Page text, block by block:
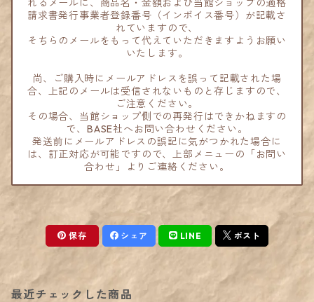
れるメールに、商品名・金額および当館ショップの適格
請求書発行事業者登録番号（インボイス番号）が記載さ
れていますので、
そちらのメールをもって代えていただきますようお願い
いたします。
尚、ご購入時にメールアドレスを誤って記載された場
合、上記のメールは受信されないものと存じますので、
ご注意ください。
その場合、当館ショップ側での再発行はできかねますの
で、BASE社へお問い合わせください。
発送前にメールアドレスの誤記に気がつかれた場合に
は、訂正対応が可能ですので、上部メニューの「お問い
合わせ」よりご連絡ください。
保存 シェア LINE ポスト
最近チェックした商品